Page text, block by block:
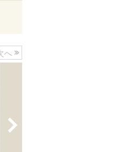
へ